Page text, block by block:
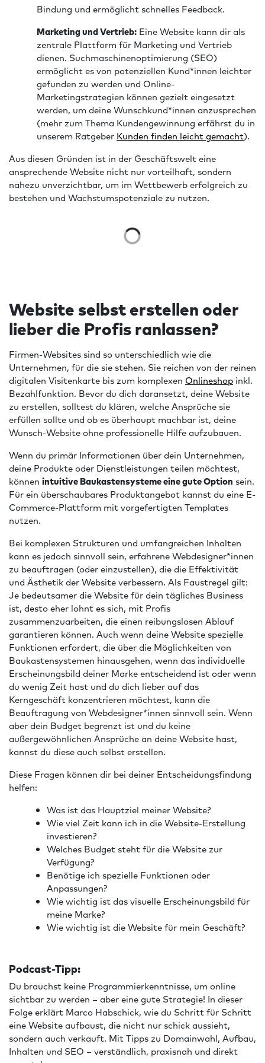
Bindung und ermöglicht schnelles Feedback.
Marketing und Vertrieb: Eine Website kann dir als
zentrale Plattform für Marketing und Vertrieb
dienen. Suchmaschinenoptimierung (SEO)
ermöglicht es von potenziellen Kund*innen leichter
gefunden zu werden und Online-
Marketingstrategien können gezielt eingesetzt
werden, um deine Wunschkund*innen anzusprechen
(mehr zum Thema Kundengewinnung erfährst du in
unserem Ratgeber Kunden finden leicht gemacht).
Aus diesen Gründen ist in der Geschäftswelt eine
ansprechende Website nicht nur vorteilhaft, sondern
nahezu unverzichtbar, um im Wettbewerb erfolgreich zu
bestehen und Wachstumspotenziale zu nutzen.
Website selbst erstellen oder
lieber die Profis ranlassen?
Firmen-Websites sind so unterschiedlich wie die
Unternehmen, für die sie stehen. Sie reichen von der reinen
digitalen Visitenkarte bis zum komplexen Onlineshop inkl.
Bezahlfunktion. Bevor du dich daransetzt, deine Website
zu erstellen, solltest du klären, welche Ansprüche sie
erfüllen sollte und ob es überhaupt machbar ist, deine
Wunsch-Website ohne professionelle Hilfe aufzubauen.
Wenn du primär Informationen über dein Unternehmen,
deine Produkte oder Dienstleistungen teilen möchtest,
können intuitive Baukastensysteme eine gute Option sein.
Für ein überschaubares Produktangebot kannst du eine E-
Commerce-Plattform mit vorgefertigten Templates
nutzen.
Bei komplexen Strukturen und umfangreichen Inhalten
kann es jedoch sinnvoll sein, erfahrene Webdesigner*innen
zu beauftragen (oder einzustellen), die die Effektivität
und Ästhetik der Website verbessern. Als Faustregel gilt:
Je bedeutsamer die Website für dein tägliches Business
ist, desto eher lohnt es sich, mit Profis
zusammenzuarbeiten, die einen reibungslosen Ablauf
garantieren können. Auch wenn deine Website spezielle
Funktionen erfordert, die über die Möglichkeiten von
Baukastensystemen hinausgehen, wenn das individuelle
Erscheinungsbild deiner Marke entscheidend ist oder wenn
du wenig Zeit hast und du dich lieber auf das
Kerngeschäft konzentrieren möchtest, kann die
Beauftragung von Webdesigner*innen sinnvoll sein. Wenn
aber dein Budget begrenzt ist und du keine
außergewöhnlichen Ansprüche an deine Website hast,
kannst du diese auch selbst erstellen.
Diese Fragen können dir bei deiner Entscheidungsfindung
helfen:
Was ist das Hauptziel meiner Website?
Wie viel Zeit kann ich in die Website-Erstellung
investieren?
Welches Budget steht für die Website zur
Verfügung?
Benötige ich spezielle Funktionen oder
Anpassungen?
Wie wichtig ist das visuelle Erscheinungsbild für
meine Marke?
Wie wichtig ist die Website für mein Geschäft?
Podcast-Tipp:
Du brauchst keine Programmierkenntnisse, um online
sichtbar zu werden – aber eine gute Strategie! In dieser
Folge erklärt Marco Habschick, wie du Schritt für Schritt
eine Website aufbaust, die nicht nur schick aussieht,
sondern auch verkauft. Mit Tipps zu Domainwahl, Aufbau,
Inhalten und SEO – verständlich, praxisnah und direkt